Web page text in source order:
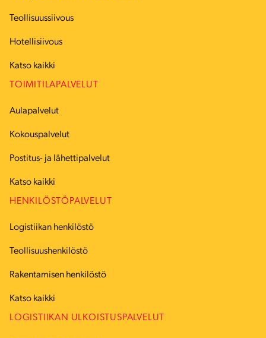
Teollisuussiivous
Hotellisiivous
Katso kaikki
TOIMITILAPALVELUT
Aulapalvelut
Kokouspalvelut
Postitus- ja lähettipalvelut
Katso kaikki
HENKILÖSTÖPALVELUT
Logistiikan henkilöstö
Teollisuushenkilöstö
Rakentamisen henkilöstö
Katso kaikki
LOGISTIIKAN ULKOISTUSPALVELUT